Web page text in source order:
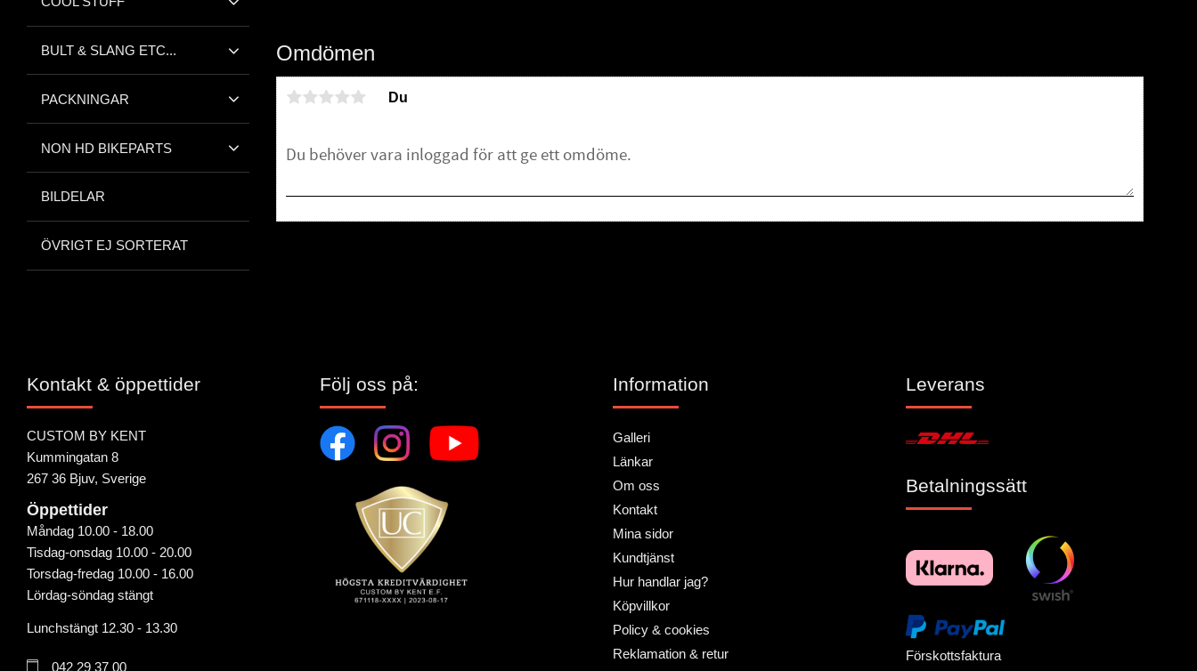
Omdömen
Du
BULT & SLANG ETC...
PACKNINGAR
NON HD BIKEPARTS
BILDELAR
ÖVRIGT EJ SORTERAT
Kontakt & öppettider
CUSTOM BY KENT
Kummingatan 8
267 36 Bjuv, Sverige
Öppettider
Måndag 10.00 - 18.00
Tisdag-onsdag 10.00 - 20.00
Torsdag-fredag 10.00 - 16.00
Lördag-söndag stängt
Lunchstängt 12.30 - 13.30
042 29 37 00
Följ oss på: Information
Galleri
Länkar
Om oss
Kontakt
Mina sidor
Kundtjänst
Hur handlar jag?
Köpvillkor
Policy & cookies
Reklamation & retur
Leverans
Betalningssätt
Förskottsfaktura